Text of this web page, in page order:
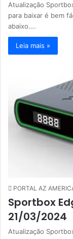
Atualização
para baixar é bem
abaixo.…
Leia mais »
PORTAL AZ
Sportbox
21/03/2024
Atualização